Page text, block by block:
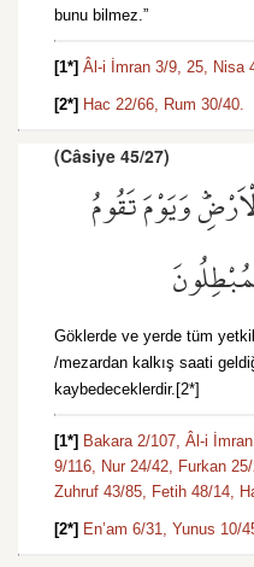
bunu bilmez.”
[1*] Âl-i İmran 3/9, 25, Nisa
[2*] Hac 22/66, Rum 30/40.
(Câsiye 45/27)
وَيَوْمَ تَقُومُ
Göklerde ve yerde tüm
/mezardan kalkış saati
kaybedeceklerdir.[2*]
[1*] Bakara 2/107, Âl-i
9/116, Nur 24/42, Furkan
Zuhruf 43/85, Fetih 48/14,
[2*] En’am 6/31, Yunus 10/